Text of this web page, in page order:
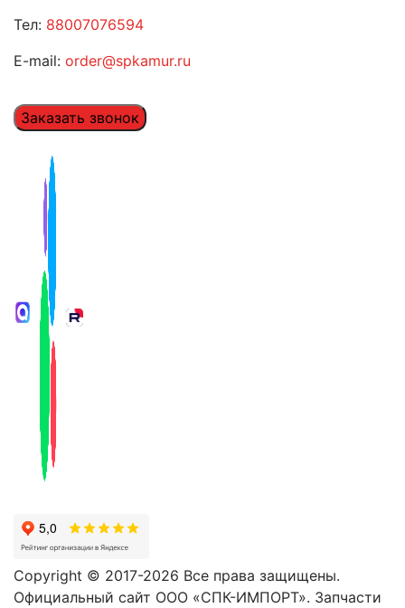
Тел: 88007076594
E-mail: order@spkamur.ru
Заказать звонок
Copyright © 2017-2026 Все права защищены.
Официальный сайт ООО «СПК-ИМПОРТ». Запчасти